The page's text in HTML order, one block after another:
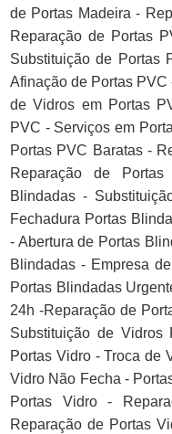
de Portas Madeira -
Reparação de Portas
Substituição de Portas
Afinação de Portas
de Vidros em Portas
PVC - Serviços em
Portas PVC Baratas -
Reparação de
Blindadas -
Fechadura Portas
- Abertura de Portas
Blindadas - Empresa
Portas Blindadas
24h -Reparação de
Substituição de Vidros
Portas Vidro - Troca de
Vidro Não Fecha -
Portas Vidro -
Reparação de Portas